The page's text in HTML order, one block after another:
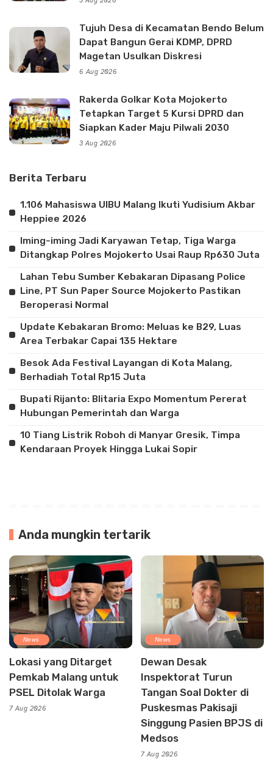
Tujuh Desa di Kecamatan Bendo Belum
Dapat Bangun Gerai KDMP, DPRD
Magetan Usulkan Diskresi
6 Aug 2026
Rakerda Golkar Kota Mojokerto
Tetapkan Target 5 Kursi DPRD dan
Siapkan Kader Maju Pilwali 2030
3 Aug 2026
Berita Terbaru
1.106 Mahasiswa UIBU Malang Ikuti Yudisium Akbar
Heppiee 2026
Iming-iming Jadi Karyawan Tetap, Tiga Warga
Ditangkap Polres Mojokerto Usai Raup Rp630 Juta
Lahan Tebu Sumber Kebakaran Dipasang Police
Line, PT Sun Paper Source Mojokerto Pastikan
Beroperasi Normal
Update Kebakaran Bromo: Meluas ke B29, Luas
Area Terbakar Capai 135 Hektare
Besok Ada Festival Layangan di Kota Malang,
Berhadiah Total Rp15 Juta
Bupati Rijanto: Blitaria Expo Momentum Pererat
Hubungan Pemerintah dan Warga
10 Tiang Listrik Roboh di Manyar Gresik, Timpa
Kendaraan Proyek Hingga Lukai Sopir
Anda mungkin tertarik
News
Lokasi yang Ditarget
Pemkab Malang untuk
PSEL Ditolak Warga
7 Aug 2026
News
Dewan Desak
Inspektorat Turun
Tangan Soal Dokter di
Puskesmas Pakisaji
Singgung Pasien BPJS di
Medsos
7 Aug 2026